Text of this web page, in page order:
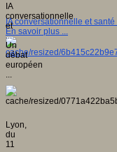
IA conversationnelle et santé
En savoir plus ...
IA
conversationnelle
et
...
Un
débat
européen
Lyon,
du
11